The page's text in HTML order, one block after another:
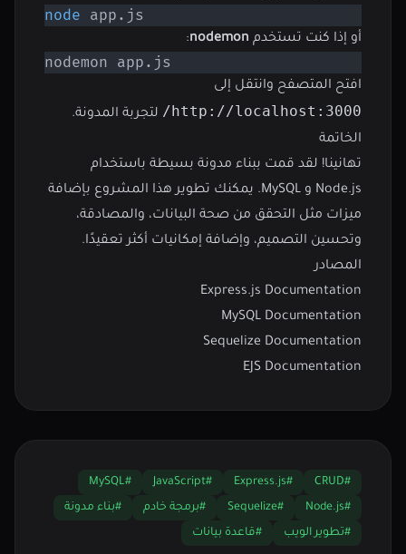
node app.js
أو إذا كنت تستخدم nodemon
:
nodemon app.js
افتح المتصفح وانتقل إلى
http://localhost:3000/
لتجربة المدونة.
الخاتمة
تهانينا! لقد قمت ببناء مدونة بسيطة باستخدام
Node.js و MySQL. يمكنك تطوير هذا المشروع بإضافة
ميزات مثل التحقق من صحة البيانات، والمصادقة،
وتحسين التصميم، وإضافة إمكانيات أكثر تعقيدًا.
المصادر
Express.js Documentation
MySQL Documentation
Sequelize Documentation
EJS Documentation
#CRUD
#Express.js
#JavaScript
#MySQL
#Node.js
#Sequelize #برمجة خادم
#بناء مدونة
#تطوير الويب
#قاعدة بيانات